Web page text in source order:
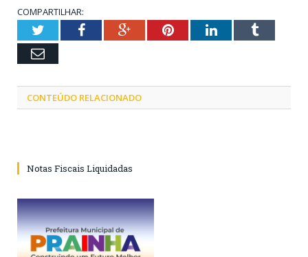
COMPARTILHAR:
TwitterFacebookGoogle+PinterestLinkedInTumblr
Email
CONTEÚDO RELACIONADO
Notas Fiscais Liquidadas